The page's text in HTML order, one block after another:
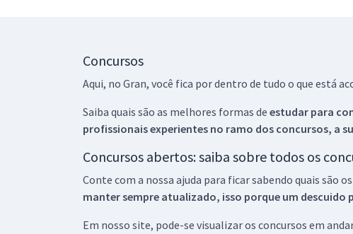
Concursos
Aqui, no Gran, você fica por dentro de tudo o que está
Saiba quais são as melhores formas de estudar para
profissionais experientes no ramo dos concursos, a
Concursos abertos: saiba sobre todos os
Conte com a nossa ajuda para ficar sabendo quais são os
manter sempre atualizado, isso porque um descuido
Em nosso site, pode-se visualizar os concursos em